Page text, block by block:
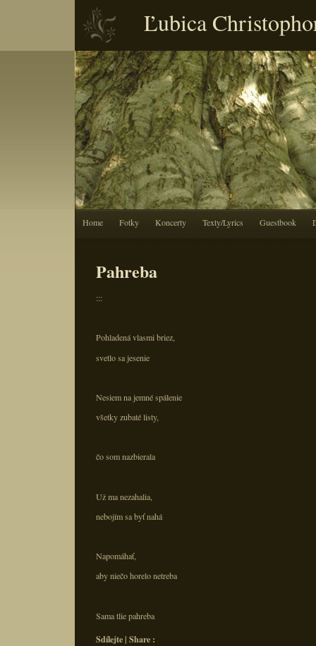
Ľubica
Home Fotky Koncerty Texty/Lyrics Guestbook
Pahreba
:::
Pohladená vlasmi briez,
svetlo sa jesenie
Nesiem na jemné spálenie
všetky zubaté listy,
čo som nazbierala
Už ma nezahalia,
nebojím sa byť nahá
Napomáhať,
aby niečo horelo netreba
Sama tlie pahreba
Sdílejte | Share :